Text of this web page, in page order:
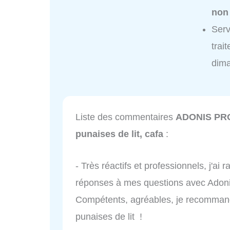
Liste des commentaires ADONIS
punaises de lit, cafa :
- Très réactifs et professionnels, j'ai
réponses à mes questions avec
Compétents, agréables, je
punaises de lit !